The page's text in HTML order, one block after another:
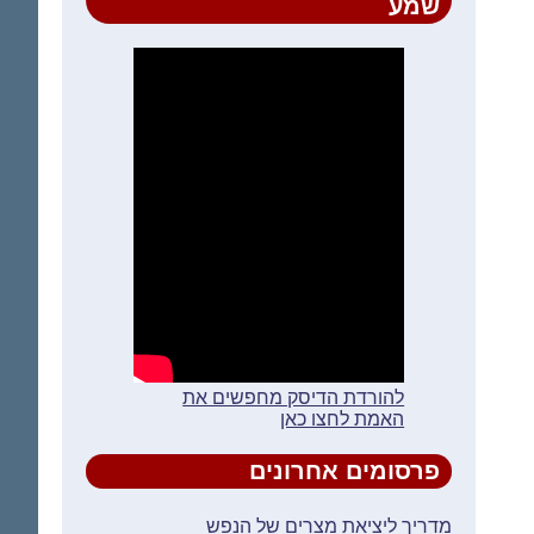
שמע
להורדת הדיסק מחפשים את
האמת לחצו כאן
פרסומים אחרונים
מדריך ליציאת מצרים של הנפש